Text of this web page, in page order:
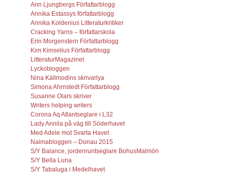
Ann Ljungbergs Författarblogg
Annika Estassys författarblogg
Annika Koldenius Litteraturkritiker
Cracking Yarns – författarskola
Erin Morgenstern Författarblogg
Kim Kimselius Författarblogg
LitteraturMagazinet
Lyckobloggen
Nina Källmodins skrivarlya
Simona Ahrnstedt Författarblogg
Susanne Olars skriver
Writers helping writers
Corona Aq Atlantseglare i L32
Lady Annila på väg till Söderhavet
Med Adele mot Svarta Havet
Naimabloggen – Donau 2015
S/Y Balance, jordenruntseglare BohusMalmön
S/Y Bella Luna
S/Y Tabaluga i Medelhavet